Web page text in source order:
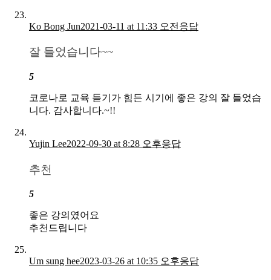
Ko Bong Jun2021-03-11 at 11:33 오전 응답
잘 들었습니다~~
5
코로나로 교육 듣기가 힘든 시기에 좋은 강의 잘 들었습
니다. 감사합니다.~!!
Yujin Lee2022-09-30 at 8:28 오후응답
추천
5
좋은 강의였어요
추천드립니다
Um sung hee2023-03-26 at 10:35 오후응답